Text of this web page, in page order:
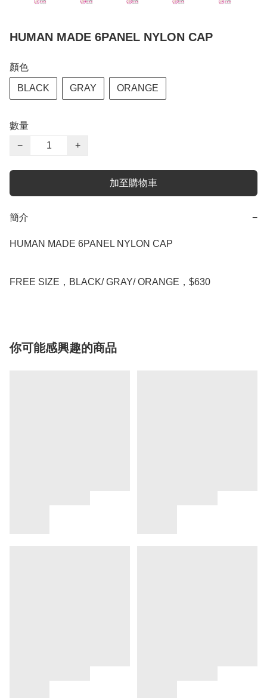
HUMAN MADE 6PANEL NYLON CAP
顏色
BLACK GRAY ORANGE
數量
−
+
加至購物車
簡介 −
HUMAN MADE 6PANEL NYLON CAP
FREE SIZE，BLACK/ GRAY/ ORANGE，$630
你可能感興趣的商品